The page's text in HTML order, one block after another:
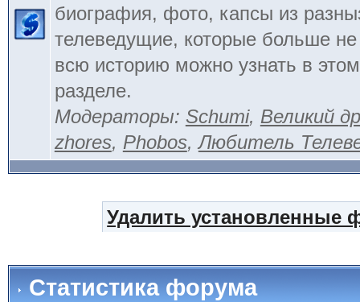
биография, фото, капсы из
телеведущие, которые больше
всю историю можно узнать в
разделе.
Модераторы: Schumi, Великий
zhores, Phobos,Любитель
Удалить установленные
Статистика форума